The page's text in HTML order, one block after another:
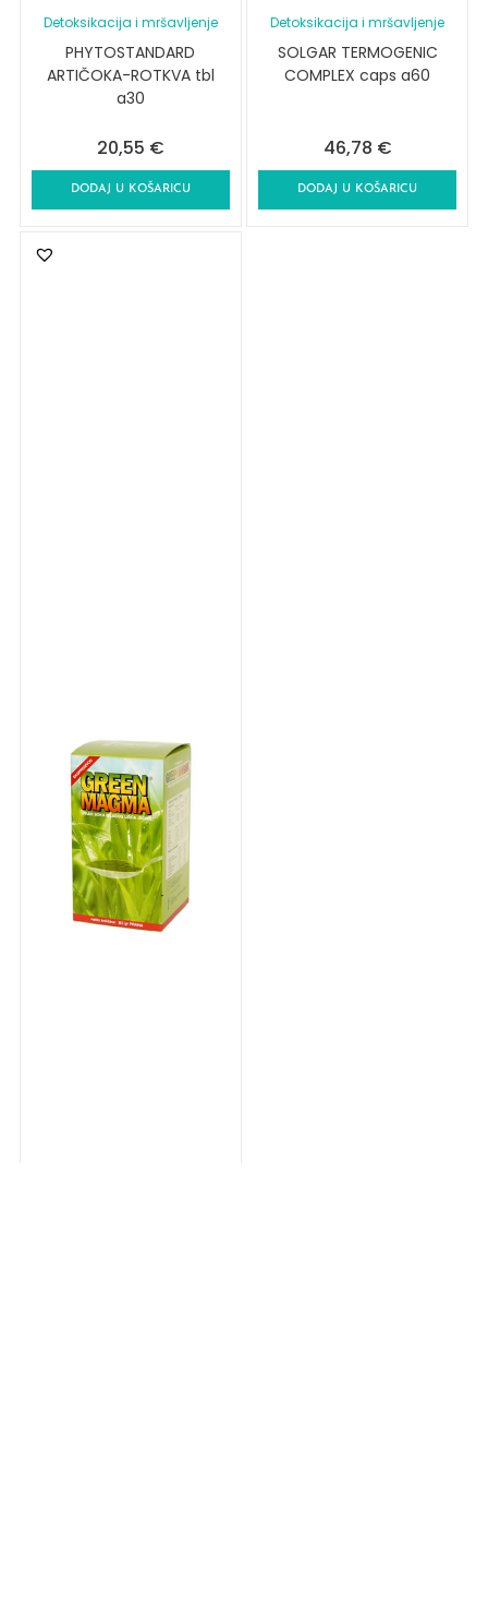
Detoksikacija i mršavljenje
PHYTOSTANDARD
ARTIČOKA-ROTKVA tbl
a30
20,55 €
DODAJ U KOŠARICU
Detoksikacija i mršavljenje
SOLGAR TERMOGENIC
COMPLEX caps a60
46,78 €
DODAJ U KOŠARICU